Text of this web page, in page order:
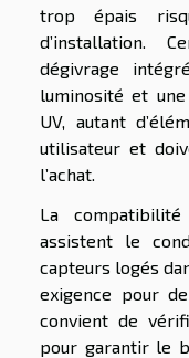
trop épais
d’installation.
dégivrage
luminosité et
UV, autant
utilisateur et
l’achat.
La
assistent le
capteurs logés
exigence pour
convient de
pour garantir le